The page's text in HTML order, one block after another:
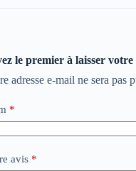
le premier à laisser
adresse e-mail ne sera pas
*
avis *